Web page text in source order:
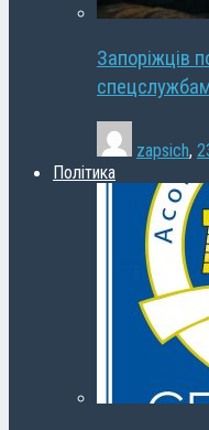
Запоріжців
zapsich,
Політика